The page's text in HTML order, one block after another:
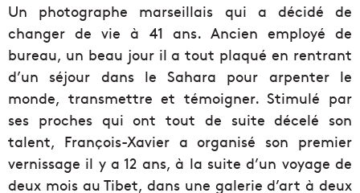
Un photographe marseillais qui a décidé de
changer de vie à 41 ans. Ancien employé de
bureau, un beau jour il a tout plaqué en rentrant
d’un séjour dans le Sahara pour arpenter le
monde, transmettre et témoigner. Stimulé par
ses proches qui ont tout de suite décelé son
talent, François-Xavier a organisé son premier
vernissage il y a 12 ans, à la suite d’un voyage de
deux mois au Tibet, dans une galerie d’art à deux